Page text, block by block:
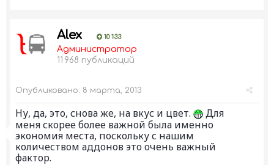
Alex 10 133
Администратор
11 968 публикаций
Опубликовано: 8 марта, 2013
Ну, да, это, снова же, на вкус и цвет.
Для
меня скорее более важной была именно
экономия места, поскольку с нашим
количеством аддонов это очень важный
фактор.